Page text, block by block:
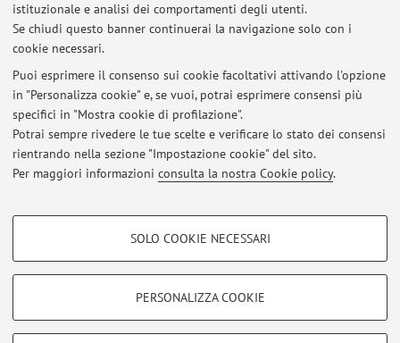
istituzionale e analisi dei comportamenti degli utenti.
Se chiudi questo banner continuerai la navigazione solo con i
cookie necessari.
Puoi esprimere il consenso sui cookie facoltativi attivando l'opzione
in "Personalizza cookie" e, se vuoi, potrai esprimere consensi più
specifici in "Mostra cookie di profilazione".
Potrai sempre rivedere le tue scelte e verificare lo stato dei consensi
rientrando nella sezione "Impostazione cookie" del sito.
Per maggiori informazioni consulta la nostra Cookie policy.
COOKIE DI PROFILAZIONE - FACOLTATIVI
SOLO COOKIE NECESSARI
PERSONALIZZA COOKIE
Ultimi avvisi
INFORMAZIONI CORSO: 71100 - LA MEDICINA E L'AVVENTURA
SCIENTIFICA
Pubblicato il: 06 marzo 2016
Area riservata
Accedi tramiteloginper gestire tutti i contenuti del sito.